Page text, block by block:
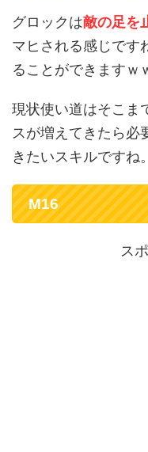
グロックは敵の足を
マヒされる感じです
ることができますｗ
現状使い道はそこま
スが増えてきたら必
きたいスキルですね。
M16
ス